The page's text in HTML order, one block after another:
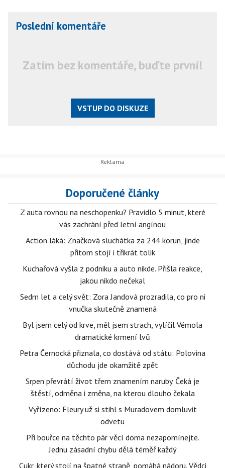
Poslední komentáře
Zatím bez komentáře, buďte první!
VSTUP DO DISKUZE
Doporučené články
Z auta rovnou na neschopenku? Pravidlo 5 minut, které
vás zachrání před letní angínou
Action láká: Značková sluchátka za 244 korun, jinde
přitom stojí i třikrát tolik
Kuchařová vyšla z podniku a auto nikde. Přišla reakce,
jakou nikdo nečekal
Sedm let a celý svět: Zora Jandová prozradila, co pro ni
vnučka skutečně znamená
Byl jsem celý od krve, měl jsem strach, vylíčil Vémola
dramatické krmení lvů
Petra Černocká přiznala, co dostává od státu: Polovina
důchodu jde okamžitě zpět
Srpen převrátí život třem znamením naruby. Čeká je
štěstí, odměna i změna, na kterou dlouho čekala
Vyřízeno: Fleury už si stihl s Muradovem domluvit
odvetu
Při bouřce na těchto pár věcí doma nezapomínejte.
Jednu zásadní chybu dělá téměř každý
Cukr, který stojí na špatné straně, pomáhá nádoru. Vědci